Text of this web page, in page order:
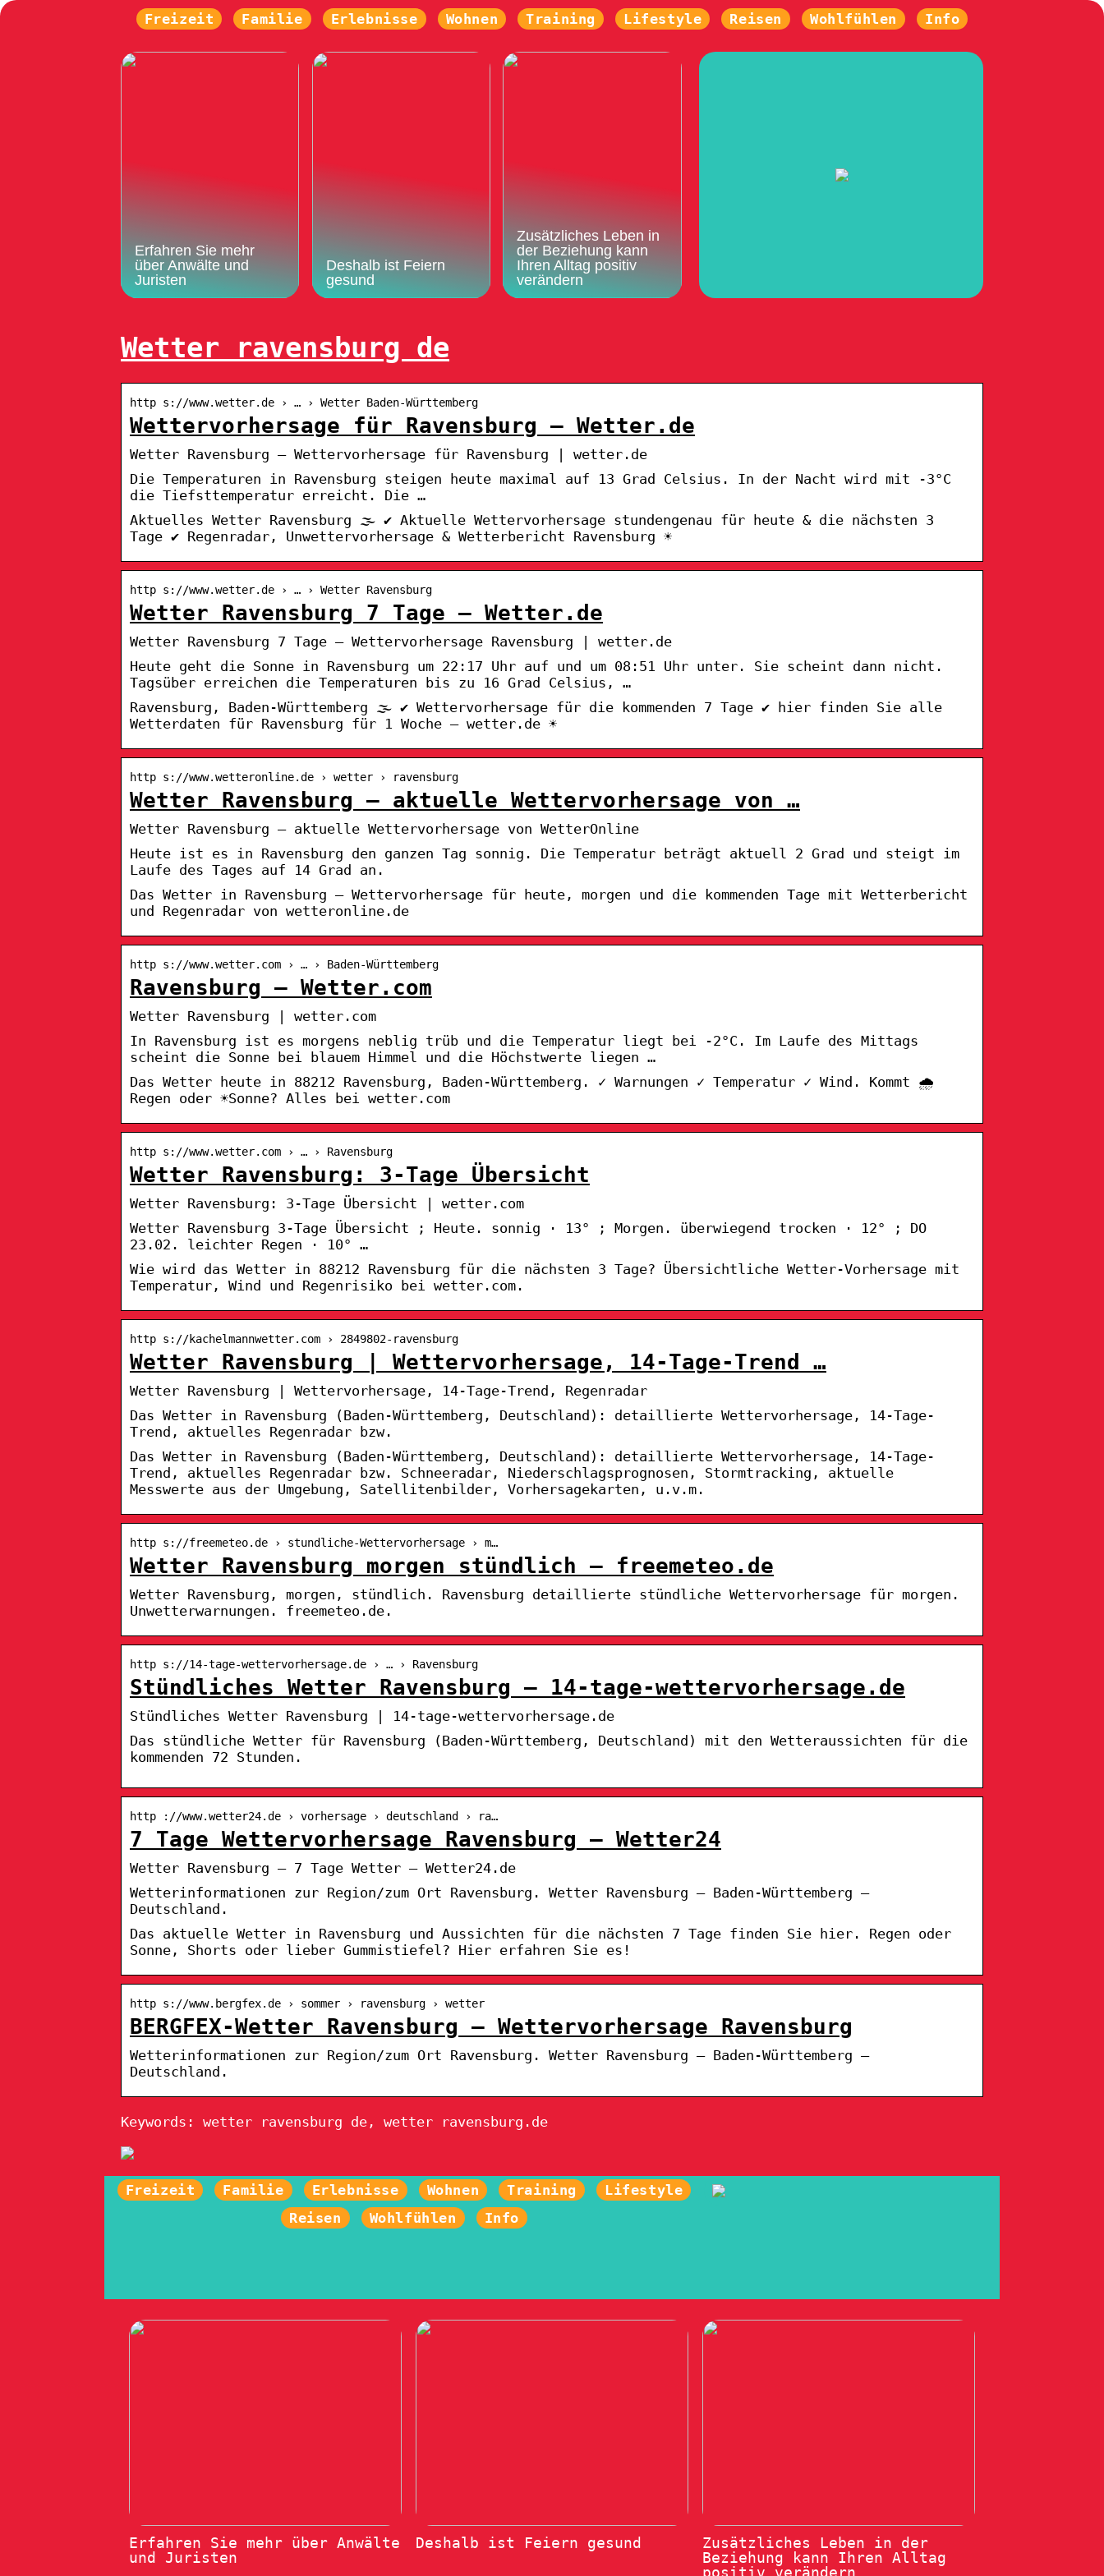
Freizeit Familie Erlebnisse Wohnen Training Lifestyle Reisen Wohlfühlen Info
Erfahren Sie mehr
über Anwälte und
Juristen
Deshalb ist Feiern
gesund
Zusätzliches Leben in
der Beziehung kann
Ihren Alltag positiv
verändern
Wetter ravensburg de
http s://www.wetter.de › … › Wetter Baden-Württemberg
Wettervorhersage für Ravensburg – Wetter.de
Wetter Ravensburg – Wettervorhersage für Ravensburg | wetter.de
Die Temperaturen in Ravensburg steigen heute maximal auf 13 Grad Celsius. In der Nacht wird mit -3°C
die Tiefsttemperatur erreicht. Die …
Aktuelles Wetter Ravensburg 🌫️ ✔ Aktuelle Wettervorhersage stundengenau für heute & die nächsten 3
Tage ✔ Regenradar, Unwettervorhersage & Wetterbericht Ravensburg ☀
http s://www.wetter.de › … › Wetter Ravensburg
Wetter Ravensburg 7 Tage – Wetter.de
Wetter Ravensburg 7 Tage – Wettervorhersage Ravensburg | wetter.de
Heute geht die Sonne in Ravensburg um 22:17 Uhr auf und um 08:51 Uhr unter. Sie scheint dann nicht.
Tagsüber erreichen die Temperaturen bis zu 16 Grad Celsius, …
Ravensburg, Baden-Württemberg 🌫️ ✔ Wettervorhersage für die kommenden 7 Tage ✔ hier finden Sie alle
Wetterdaten für Ravensburg für 1 Woche – wetter.de ☀
http s://www.wetteronline.de › wetter › ravensburg
Wetter Ravensburg – aktuelle Wettervorhersage von …
Wetter Ravensburg – aktuelle Wettervorhersage von WetterOnline
Heute ist es in Ravensburg den ganzen Tag sonnig. Die Temperatur beträgt aktuell 2 Grad und steigt im
Laufe des Tages auf 14 Grad an.
Das Wetter in Ravensburg – Wettervorhersage für heute, morgen und die kommenden Tage mit Wetterbericht
und Regenradar von wetteronline.de
http s://www.wetter.com › … › Baden-Württemberg
Ravensburg – Wetter.com
Wetter Ravensburg | wetter.com
In Ravensburg ist es morgens neblig trüb und die Temperatur liegt bei -2°C. Im Laufe des Mittags
scheint die Sonne bei blauem Himmel und die Höchstwerte liegen …
Das Wetter heute in 88212 Ravensburg, Baden-Württemberg. ✓ Warnungen ✓ Temperatur ✓ Wind. Kommt 🌧️
Regen oder ☀️Sonne? Alles bei wetter.com
http s://www.wetter.com › … › Ravensburg
Wetter Ravensburg: 3-Tage Übersicht
Wetter Ravensburg: 3-Tage Übersicht | wetter.com
Wetter Ravensburg 3-Tage Übersicht ; Heute. sonnig · 13° ; Morgen. überwiegend trocken · 12° ; DO
23.02. leichter Regen · 10° …
Wie wird das Wetter in 88212 Ravensburg für die nächsten 3 Tage? Übersichtliche Wetter-Vorhersage mit
Temperatur, Wind und Regenrisiko bei wetter.com.
http s://kachelmannwetter.com › 2849802-ravensburg
Wetter Ravensburg | Wettervorhersage, 14-Tage-Trend …
Wetter Ravensburg | Wettervorhersage, 14-Tage-Trend, Regenradar
Das Wetter in Ravensburg (Baden-Württemberg, Deutschland): detaillierte Wettervorhersage, 14-Tage-
Trend, aktuelles Regenradar bzw.
Das Wetter in Ravensburg (Baden-Württemberg, Deutschland): detaillierte Wettervorhersage, 14-Tage-
Trend, aktuelles Regenradar bzw. Schneeradar, Niederschlagsprognosen, Stormtracking, aktuelle
Messwerte aus der Umgebung, Satellitenbilder, Vorhersagekarten, u.v.m.
http s://freemeteo.de › stundliche-Wettervorhersage › m…
Wetter Ravensburg morgen stündlich – freemeteo.de
Wetter Ravensburg, morgen, stündlich. Ravensburg detaillierte stündliche Wettervorhersage für morgen.
Unwetterwarnungen. freemeteo.de.
http s://14-tage-wettervorhersage.de › … › Ravensburg
Stündliches Wetter Ravensburg – 14-tage-wettervorhersage.de
Stündliches Wetter Ravensburg | 14-tage-wettervorhersage.de
Das stündliche Wetter für Ravensburg (Baden-Württemberg, Deutschland) mit den Wetteraussichten für die
kommenden 72 Stunden.
http ://www.wetter24.de › vorhersage › deutschland › ra…
7 Tage Wettervorhersage Ravensburg – Wetter24
Wetter Ravensburg – 7 Tage Wetter – Wetter24.de
Wetterinformationen zur Region/zum Ort Ravensburg. Wetter Ravensburg – Baden-Württemberg –
Deutschland.
Das aktuelle Wetter in Ravensburg und Aussichten für die nächsten 7 Tage finden Sie hier. Regen oder
Sonne, Shorts oder lieber Gummistiefel? Hier erfahren Sie es!
http s://www.bergfex.de › sommer › ravensburg › wetter
BERGFEX-Wetter Ravensburg – Wettervorhersage Ravensburg
Wetterinformationen zur Region/zum Ort Ravensburg. Wetter Ravensburg – Baden-Württemberg –
Deutschland.
Keywords: wetter ravensburg de, wetter ravensburg.de
Freizeit Familie Erlebnisse Wohnen Training
Lifestyle
Reisen
Wohlfühlen Info
Erfahren Sie mehr über Anwälte
und Juristen
Deshalb ist Feiern gesund
Zusätzliches Leben in der
Beziehung kann Ihren Alltag
positiv verändern